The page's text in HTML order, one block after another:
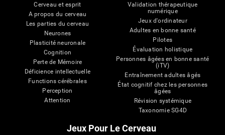
Cerveau et esprit
A propos du cerveau
Les parties du cerveau
Neurones
Plasticité neuronale
Cognition
Perte de Mémoire
Déficience intellectuelle
Functions cérébrales
Perception
Attention
Validation thérapeutique
numérique
Jeux d'ordinateur
Adultes en bonne santé
Pilotes
Évaluation holistique
Personnes âgées en bonne santé
(iTV)
Entraînement adultes âgés
État cognitif chez les personnes
âgées
Révision systémique
Taxonomie SG4D
Jeux Pour Le Cerveau